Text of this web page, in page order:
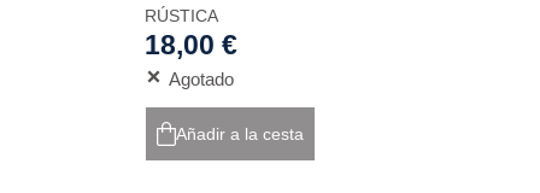
RÚSTICA
18,00 €
Agotado
Añadir a la cesta